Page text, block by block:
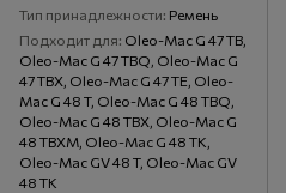
Тип принадлежности Ремень
Подходит для Oleo-Mac G 47 TB,
Oleo-Mac G 47 TBQ, Oleo-Mac G
47 TBX, ​​​​​​​Oleo-Mac G 47 TE, Oleo-
Mac G 48 T, Oleo-Mac G 48 TBQ,
Oleo-Mac G 48 TBX, Oleo-Mac G
48 TBXM, Oleo-Mac G 48 TK,
Oleo-Mac GV 48 T, Oleo-Mac GV
48 TK